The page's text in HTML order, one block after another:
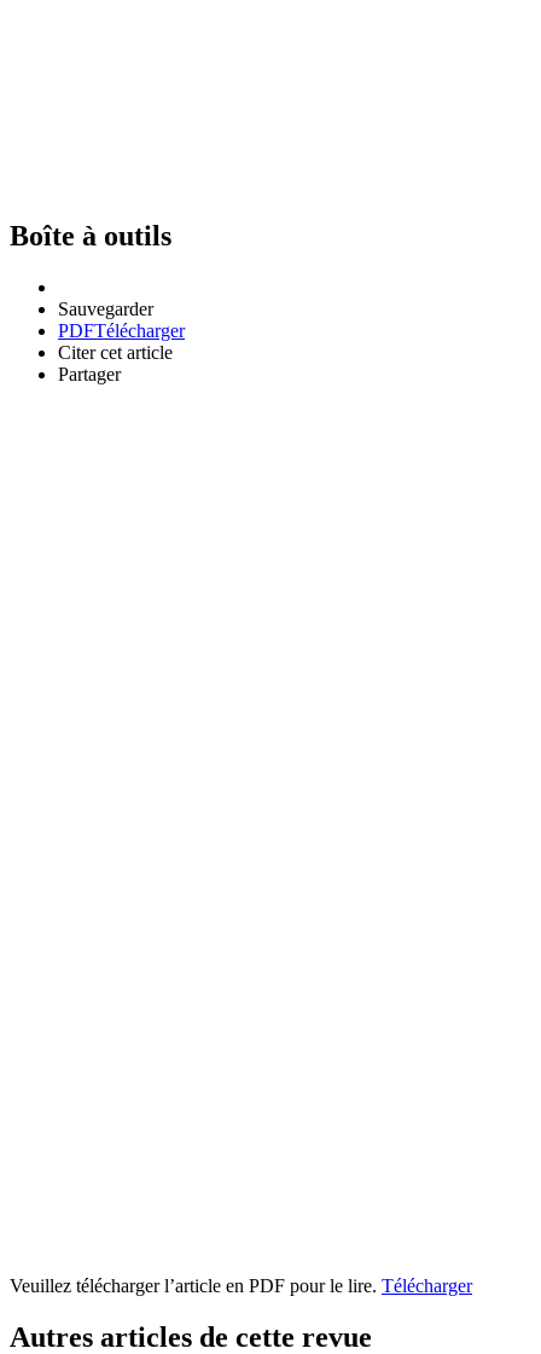
Boîte à outils
Sauvegarder
PDFTélécharger
Citer cet article
Partager
Veuillez télécharger l’article en PDF pour le lire. Télécharger
Autres articles de cette revue